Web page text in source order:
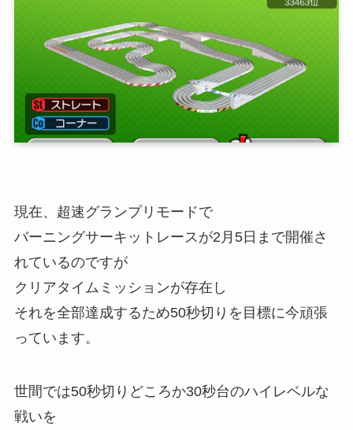
現在、超速グランプリモードで
バーニングサーキットレースが2月5日まで開催さ
れているのですが
クリアタイムミッションが存在し
それを全部達成するため50秒切りを目標に今頑張
っています。
世間では50秒切りどころか30秒台のハイレベルな
戦いを